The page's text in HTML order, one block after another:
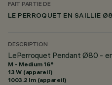
FAIT PARTIE DE
LE PERROQUET EN SAILLIE
DESCRIPTION
LePerroquet Pendant Ø80 -
M - Medium 16°
13 W (appareil)
1003.2 lm (appareil)